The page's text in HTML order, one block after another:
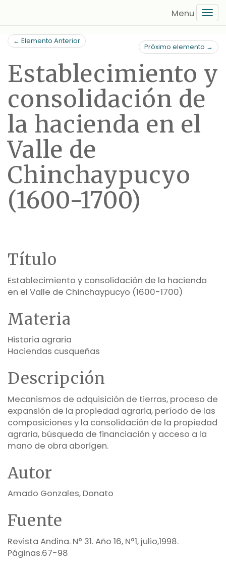
contenido
principal
← Elemento Anterior
Próximo elemento →
Establecimiento y
consolidación de
la hacienda en el
Valle de
Chinchaypucyo
(1600-1700)
Título
Establecimiento y consolidación de la hacienda
en el Valle de Chinchaypucyo (1600-1700)
Materia
Historia agraria
Haciendas cusqueñas
Descripción
Mecanismos de adquisición de tierras, proceso de
expansión de la propiedad agraria, período de las
composiciones y la consolidación de la propiedad
agraria, búsqueda de financiación y acceso a la
mano de obra aborigen.
Autor
Amado Gonzales, Donato
Fuente
Revista Andina. N° 31. Año 16, N°1, julio,1998.
Páginas.67-98